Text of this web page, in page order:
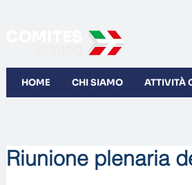
HOME CHI SIAMO ATTIVITÀ
Riunione plenaria